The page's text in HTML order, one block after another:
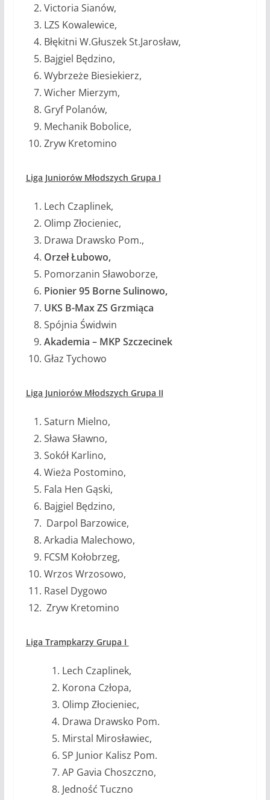
Victoria Sianów,
LZS Kowalewice,
Błękitni W.Głuszek St.Jarosław,
Bajgiel Będzino,
Wybrzeże Biesiekierz,
Wicher Mierzym,
Gryf Polanów,
Mechanik Bobolice,
Zryw Kretomino
Liga Juniorów Młodszych Grupa I
Lech Czaplinek,
Olimp Złocieniec,
Drawa Drawsko Pom.,
Orzeł Łubowo,
Pomorzanin Sławoborze,
Pionier 95 Borne Sulinowo,
UKS B-Max ZS Grzmiąca
Spójnia Świdwin
Akademia – MKP Szczecinek
Głaz Tychowo
Liga Juniorów Młodszych Grupa II
Saturn Mielno,
Sława Sławno,
Sokół Karlino,
Wieża Postomino,
Fala Hen Gąski,
Bajgiel Będzino,
Darpol Barzowice,
Arkadia Malechowo,
FCSM Kołobrzeg,
Wrzos Wrzosowo,
Rasel Dygowo
Zryw Kretomino
Liga Trampkarzy Grupa I
Lech Czaplinek,
Korona Człopa,
Olimp Złocieniec,
Drawa Drawsko Pom.
Mirstal Mirosławiec,
SP Junior Kalisz Pom.
AP Gavia Choszczno,
Jedność Tuczno